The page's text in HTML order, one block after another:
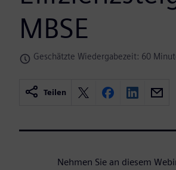
MBSE
Geschätzte Wiedergabezeit: 60
Teilen
Nehmen Sie an diesem